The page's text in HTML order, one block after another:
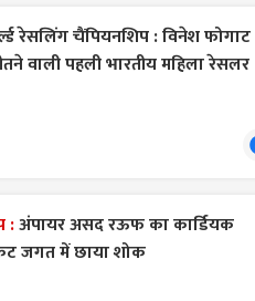
रेसलिंग चैंपियनशिप : विनेश फोगाट
वाली पहली भारतीय महिला रेसलर
:अंपायर असद रऊफ का कार्डियक
जगत में छाया शोक